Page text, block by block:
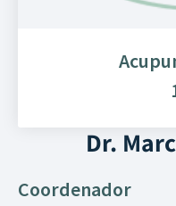
Dr.
Coordenador